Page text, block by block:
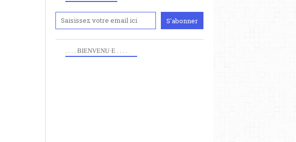
. . . . BIENVENU·E . . . .